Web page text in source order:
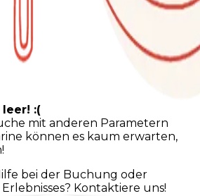
:(
mit anderen Parametern
können es kaum erwarten,
bei der Buchung oder
Kontaktiere uns!